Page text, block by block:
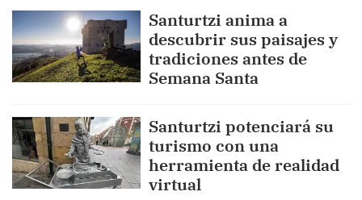
Santurtzi anima a
descubrir sus paisajes y
tradiciones antes de
Semana Santa
Santurtzi potenciará su
turismo con una
herramienta de realidad
virtual